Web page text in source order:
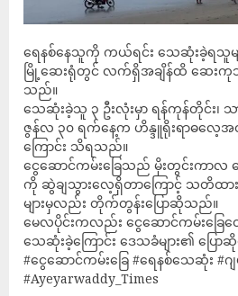
ရေနစ်နေသူကို ကယ်ရင်း သေဆုံးခဲ့ရသူမ
မြို့ဆေးရုံတွင် လက်ရှိအချိန်ထိ ဆေးကု
သည်။
သေဆုံးခဲ့သူ ၃ ဦးလုံးမှာ ရန်ကုန်တိုင်း၊ သ
ဇွန်လ ၃၀ ရက်နေ့က ဟိန္ဒူရိုးရာဓလေ့အ
ကြောင်း သိရသည်။
ငွေဆောင်ကမ်းခြေသည် မိုးတွင်းက
ကို ဆွဲချသွားလေ့ရှိတာကြောင့် သတိထ
များမှလည်း တိုက်တွန်းပြောဆိုသည်။
မေလပိုင်းကလည်း ငွေဆောင်ကမ်းခြေတွေ
သေဆုံးခဲ့ကြောင်း ဒေသခံများ၏ ပြ
#ငွေဆောင်ကမ်းခြေ #ရေနစ်သေဆုံး #ဂ
#Ayeyarwaddy_Times